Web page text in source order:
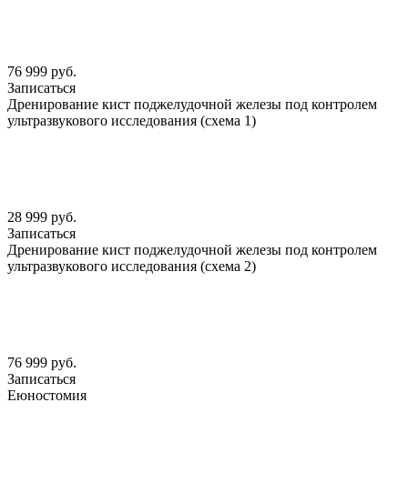
76 999 руб.
Записаться
Дренирование кист поджелудочной железы под контролем
ультразвукового исследования (схема 1)
28 999 руб.
Записаться
Дренирование кист поджелудочной железы под контролем
ультразвукового исследования (схема 2)
76 999 руб.
Записаться
Еюностомия